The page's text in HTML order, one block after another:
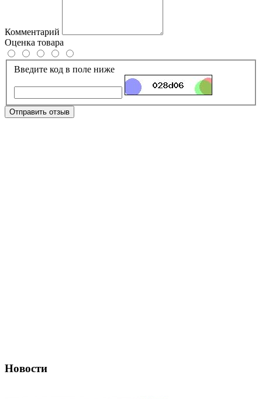
Комментарий
Оценка товара
Введите код в поле ниже
Отправить отзыв
Новости